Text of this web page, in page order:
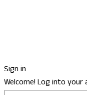
Sign in
Welcome! Log into your